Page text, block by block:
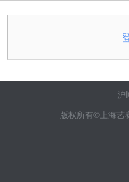
沪
版权所有©上海艺